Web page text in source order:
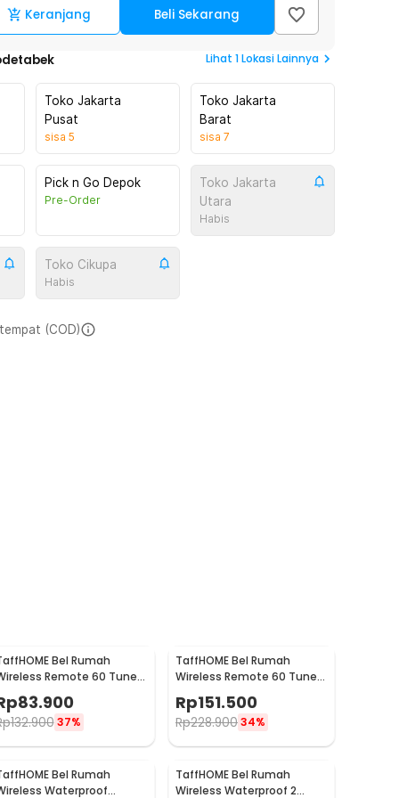
Keranjang Beli Sekarang
Lihat 1Lokasi Lainnya
Toko Jakarta
Pusat
sisa 5
Toko Jakarta
Barat
sisa 7
Pick n Go Depok
Pre-Order
Toko Jakarta
Utara
Habis
Toko Cikupa
Habis
(COD)
Bel Rumah
Remote 60 Tunes
with Receiver Doorbell - A10
83.900
132.900 37%
TaffHOME Bel Rumah
Wireless Remote 60 Tune 2
A10-2
Rp151.500
Rp228.90034%
Bel Rumah
Waterproof
TaffHOME Bel Rumah
Wireless Waterproof 2